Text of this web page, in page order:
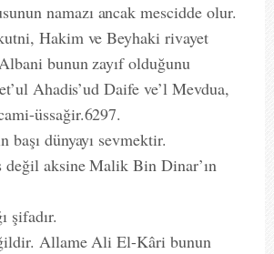
namazı ancak mescidde olur.
Hakim ve Beyhaki rivayet
bunun zayıf olduğunu
Ahadis’ud Daife ve’l Mevdua,
üssağir.6297.
başı dünyayı sevmektir.
değil aksine Malik Bin Dinar’ın
şifadır.
Allame Ali El-Kâri bunun